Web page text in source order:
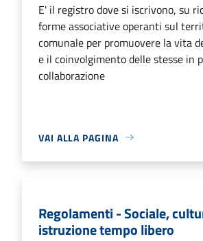
E' il registro dove si iscrivono, su
forme associative operanti sul
comunale per promuovere la vita
e il coinvolgimento delle stesse in
collaborazione
VAI ALLA PAGINA
Regolamenti - Sociale,
istruzione tempo libero